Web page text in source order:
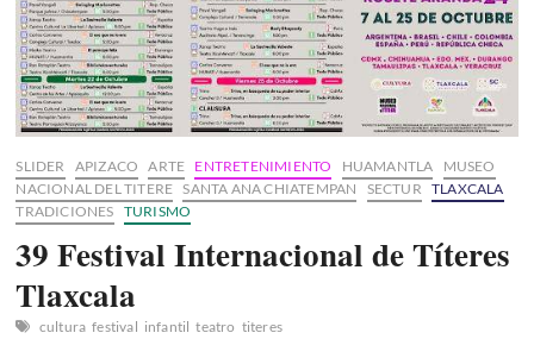
SLIDER APIZACO ARTE ENTRETENIMIENTO HUAMANTLA
MUSEO
NACIONAL DEL TITERE SANTA ANA CHIATEMPAN SECTUR
TLAXCALA
TRADICIONES TURISMO
39 Festival Internacional de Títeres
Tlaxcala
cultura festival infantil teatro titeres